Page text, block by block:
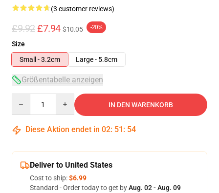
(3 customer reviews)
£9.92 £7.94 $10.05 -20%
Size
Small - 3.2cm
Large - 5.8cm
Größentabelle anzeigen
IN DEN WARENKORB
Diese Aktion endet in 02: 51 : 54
Deliver to United States
Cost to ship:$6.99
Standard - Order today to get byAug. 02 - Aug. 09